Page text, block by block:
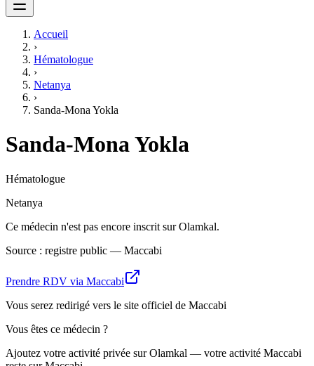
Accueil
›
Hématologue
›
Netanya
›
Sanda-Mona Yokla
Sanda-Mona Yokla
Hématologue
Netanya
Ce médecin n'est pas encore inscrit sur Olamkal.
Source : registre public — Maccabi
Prendre RDV via Maccabi
Vous serez redirigé vers le site officiel de Maccabi
Vous êtes ce médecin ?
Ajoutez votre activité privée sur Olamkal — votre activité Maccabi